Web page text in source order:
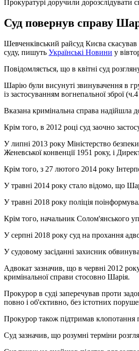
Прокуратурі доручили дорозслідувати
Суд повернув справу
Шевченківський райсуд Києва скасував
суду, пишуть Українськi Новини у
Повідомляється, що в квітні суд
Шарію були висунуті звинувачення в
із застосуванням вогнепальної зброї
Вказана кримінальна справа надійшла
Крім того, в 2012 році суд заочно
У липні 2013 року Міністерство
Женевської конвенції 1951 року, і
Крім того, з 27 лютого 2014 року
У травні 2014 року стало відомо, що
У травні 2018 року поліція
Крім того, начальник Солом'янського
У серпні 2018 року суд на прохання
У судовому засіданні захисник
Адвокат зазначив, що в червні 2012
кримінальної справи стосовно Шарія.
Прокурор в суді заперечував проти
повно і об'єктивно, без істотних
Прокурор також підтримав клопотання
Суд зазначив, що розумні терміни